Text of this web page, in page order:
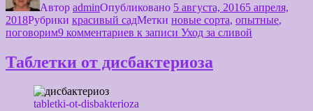
Автор adminОпубликовано 5 августа, 20165 апреля,
2018Рубрики красивый садМетки новые сорта, опытные,
поговорим9 комментариев к записи Уход за сливой
Таблетки от дисбактериоза
tabletki-ot-disbakterioza